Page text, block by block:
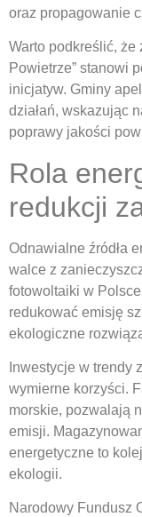
oraz propagowanie
Warto podkreślić, że
Powietrze” stanowi
inicjatyw. Gminy
działań, wskazując
poprawy jakości
Rola
redukcji
Odnawialne źródła
walce z
fotowoltaiki w
redukować emisję
ekologiczne
Inwestycje w trendy
wymierne korzyści.
morskie, pozwalają
emisji.
energetyczne to
ekologii.
Narodowy Fundusz